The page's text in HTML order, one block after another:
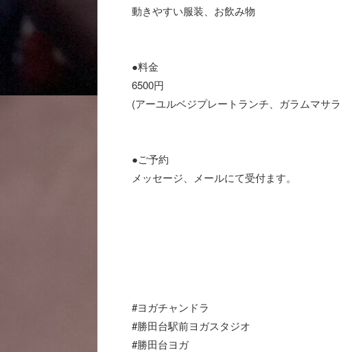
動きやすい服装、お飲み物
●料金
6500円
(アーユルベジプレートランチ、ガラムマサ
●ご予約
メッセージ、メールにて受付ます。
#ヨガチャンドラ
#勝田台駅前ヨガスタジオ
#勝田台ヨガ